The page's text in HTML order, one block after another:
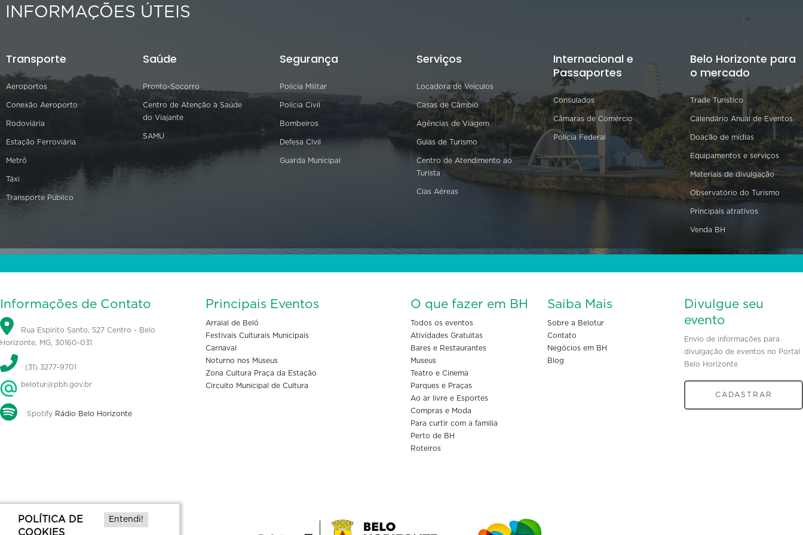
INFORMAÇÕES ÚTEIS
Transporte
Aeroportos
Conexão Aeroporto
Rodoviária
Estação Ferroviária
Metrô
Táxi
Transporte Público
Saúde
Pronto-Socorro
Centro de Atenção à Saúde
do Viajante
SAMU
Segurança
Polícia Militar
Polícia Civil
Bombeiros
Defesa Civil
Guarda Municipal
Serviços
Locadora de Veículos
Casas de Câmbio
Agências de Viagem
Guias de Turismo
Centro de Atendimento ao
Turista
Cias Aéreas
Internacional e
Passaportes
Consulados
Câmaras de Comércio
Polícia Federal
Belo Horizonte para
o mercado
Trade Turístico
Calendário Anual de Eventos
Doação de mídias
Equipamentos e serviços
Materiais de divulgação
Observatório do Turismo
Principais atrativos
Venda BH
Informações de Contato
Rua Espírito Santo, 527 Centro - Belo
Horizonte, MG, 30160-031
(31) 3277-9701
belotur@pbh.gov.br
Spotify Rádio Belo Horizonte
Principais Eventos
Arraial de Belô
Festivais Culturais Municipais
Carnaval
Noturno nos Museus
Zona Cultura Praça da Estação
Circuito Municipal de Cultura
O que fazer em BH
Todos os eventos
Atividades Gratuitas
Bares e Restaurantes
Museus
Teatro e Cinema
Parques e Praças
Ao ar livre e Esportes
Compras e Moda
Para curtir com a familia
Perto de BH
Roteiros
Saiba Mais
Sobre a Belotur
Contato
Negócios em BH
Blog
Divulgue seu
evento
Envio de informações para
divulgação de eventos no Portal
Belo Horizonte
CADASTRAR
POLÍTICA DE
COOKIES
Entendi!